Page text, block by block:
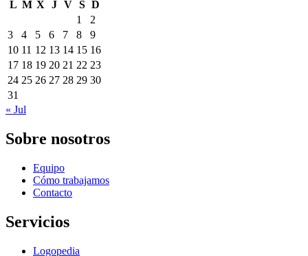
L M X J V S D
1
2
3
4 5 6 7 8
9
10 11 12 13 14 15 16
17 18 19 20 21 22 23
24 25 26 27 28 29 30
31
« Jul
Sobre nosotros
Equipo
Cómo trabajamos
Contacto
Servicios
Logopedia